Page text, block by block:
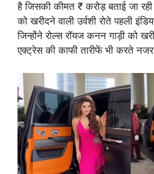
है जिसकी कीमत ₹ करोड़ बताई जा
को खरीदने वाली उर्वशी रोते पहली
जिन्होंने रोल्स रॉयज कनन गाड़ी को
एक्ट्रेस की काफी तारीफें भी करते